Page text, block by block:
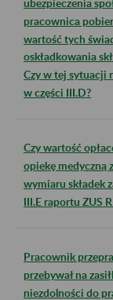
pracownica
wartość tych
oskładkowania
Czy w tej sytuacji
w części III.D?
Czy wartość
opiekę medyczną
wymiaru składek
III.E raportu ZUS
Pracownik
przebywał na
niezdolności do